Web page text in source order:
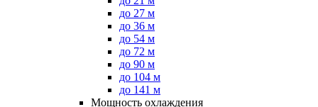
до 27 м
до 36 м
до 54 м
до 72 м
до 90 м
до 104 м
до 141 м
Мощность охлаждения